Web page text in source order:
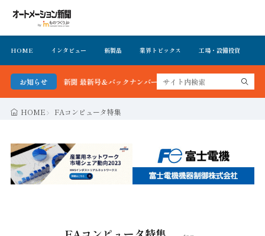
HOME インタビュー 新製品 業界トピックス 工場・設備投資
お知らせ
ーション新聞 最新号＆バックナンバーを無料で公開中 詳細はこちら
HOME FAコンピュータ特集